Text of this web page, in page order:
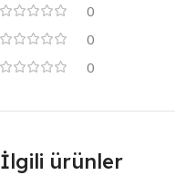
0
0
0
İlgili ürünler